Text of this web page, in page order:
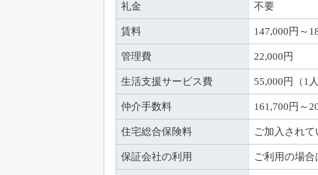
礼金 不要
賃料 147,000円～
管理費 22,000円
生活支援サービス費 55,000円（1
仲介手数料 161,700円～
住宅総合保険料 ご加入され
保証会社の利用 ご利用の場